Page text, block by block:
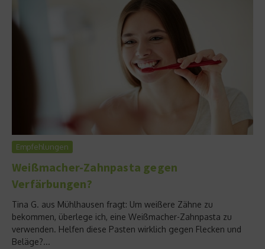
Empfehlungen
Weißmacher-Zahnpasta gegen
Verfärbungen?
Tina G. aus Mühlhausen fragt: Um weißere Zähne zu
bekommen, überlege ich, eine Weißmacher-Zahnpasta zu
verwenden. Helfen diese Pasten wirklich gegen Flecken und
Beläge?...